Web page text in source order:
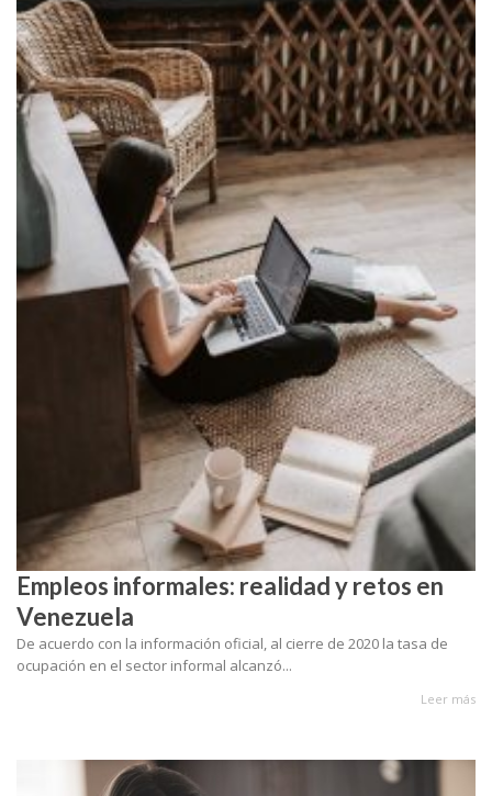
Empleos informales: realidad y retos en
Venezuela
De acuerdo con la información oficial, al cierre de 2020 la tasa de
ocupación en el sector informal alcanzó...
Leer más